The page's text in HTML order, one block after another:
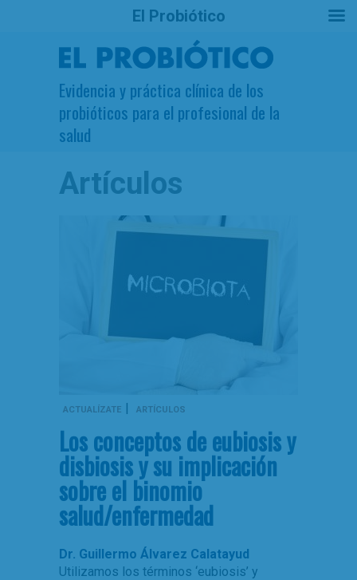
Evidencia y práctica clínica de los
probióticos para el profesional de la
salud
Artículos
ACTUALÍZATE | ARTÍCULOS
Los conceptos de eubiosis y
disbiosis y su implicación
sobre el binomio
salud/enfermedad
Dr. Guillermo Álvarez Calatayud
Utilizamos los términos ‘eubiosis’ y
El Probiótico